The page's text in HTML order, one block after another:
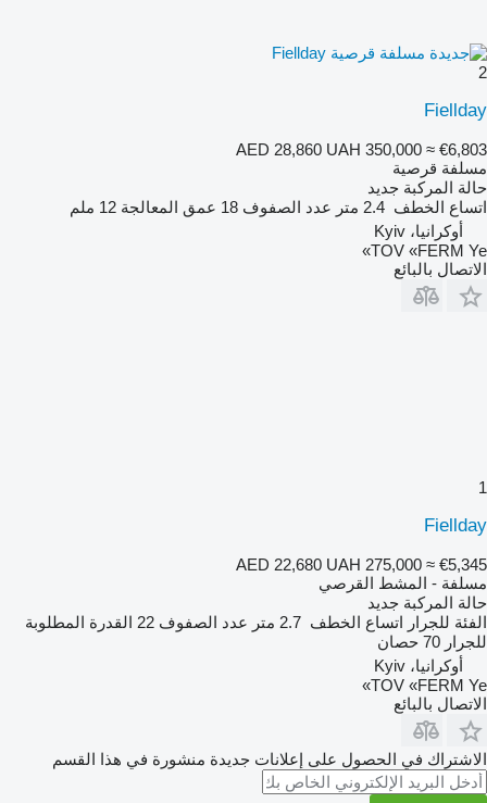
2
Fiellday
AED 28,860 UAH 350,000 ≈ €6,803
مسلفة قرصية
حالة المركبة جديد
اتساع الخطف 2.4 متر عدد الصفوف 18 عمق المعالجة 12 ملم
أوكرانيا، Kyiv
TOV «FERM Ye»
الاتصال بالبائع
1
Fiellday
AED 22,680 UAH 275,000 ≈ €5,345
مسلفة - المشط القرصي
حالة المركبة جديد
الفئة للجرار اتساع الخطف 2.7 متر عدد الصفوف 22 القدرة المطلوبة
للجرار 70 حصان
أوكرانيا، Kyiv
TOV «FERM Ye»
الاتصال بالبائع
الاشتراك في الحصول على إعلانات جديدة منشورة في هذا القسم